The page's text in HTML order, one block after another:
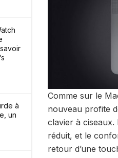
à
un
Comme sur le
nouveau profite
clavier à
réduit, et le
retour d’une